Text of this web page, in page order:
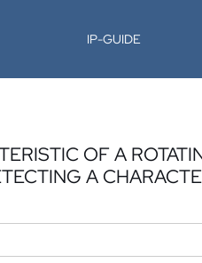
IP-GUIDE
OF A
A